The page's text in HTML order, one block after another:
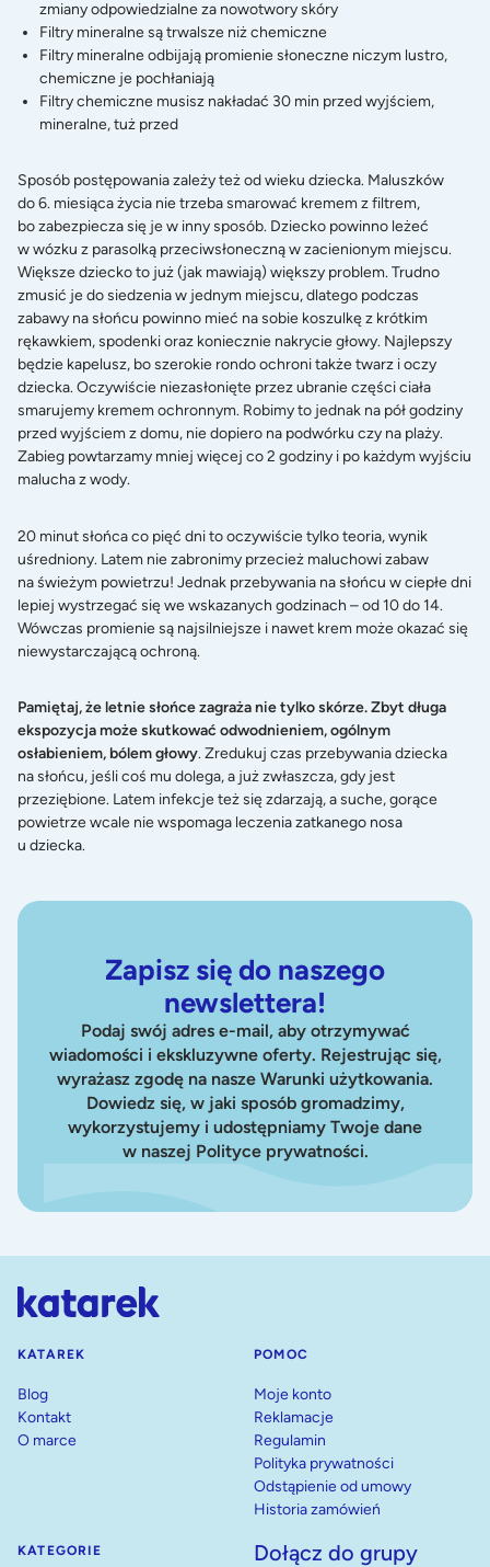
zmiany odpowiedzialne za nowotwory skóry
Filtry mineralne są trwalsze niż chemiczne
Filtry mineralne odbijają promienie słoneczne niczym lustro,
chemiczne je pochłaniają
Filtry chemiczne musisz nakładać 30 min przed wyjściem,
mineralne, tuż przed
Sposób postępowania zależy też od wieku dziecka. Maluszków
do 6. miesiąca życia nie trzeba smarować kremem z filtrem,
bo zabezpiecza się je w inny sposób. Dziecko powinno leżeć
w wózku z parasolką przeciwsłoneczną w zacienionym miejscu.
Większe dziecko to już (jak mawiają) większy problem. Trudno
zmusić je do siedzenia w jednym miejscu, dlatego podczas
zabawy na słońcu powinno mieć na sobie koszulkę z krótkim
rękawkiem, spodenki oraz koniecznie nakrycie głowy. Najlepszy
będzie kapelusz, bo szerokie rondo ochroni także twarz i oczy
dziecka. Oczywiście niezasłonięte przez ubranie części ciała
smarujemy kremem ochronnym. Robimy to jednak na pół godziny
przed wyjściem z domu, nie dopiero na podwórku czy na plaży.
Zabieg powtarzamy mniej więcej co 2 godziny i po każdym wyjściu
malucha z wody.
20 minut słońca co pięć dni to oczywiście tylko teoria, wynik
uśredniony. Latem nie zabronimy przecież maluchowi zabaw
na świeżym powietrzu! Jednak przebywania na słońcu w ciepłe dni
lepiej wystrzegać się we wskazanych godzinach – od 10 do 14.
Wówczas promienie są najsilniejsze i nawet krem może okazać się
niewystarczającą ochroną.
Pamiętaj, że letnie słońce zagraża nie tylko skórze. Zbyt długa
ekspozycja może skutkować odwodnieniem, ogólnym
osłabieniem, bólem głowy. Zredukuj czas przebywania dziecka
na słońcu, jeśli coś mu dolega, a już zwłaszcza, gdy jest
przeziębione. Latem infekcje też się zdarzają, a suche, gorące
powietrze wcale nie wspomaga leczeniazatkanego nosa
u dziecka.
Zapisz się do naszego
newslettera!
Podaj swój adres e-mail, aby otrzymywać
wiadomości i ekskluzywne oferty. Rejestrując się,
wyrażasz zgodę na nasze Warunki użytkowania.
Dowiedz się, w jaki sposób gromadzimy,
wykorzystujemy i udostępniamy Twoje dane
w naszej Polityce prywatności.
KATAREK
Blog
Kontakt
O marce
POMOC
Moje konto
Reklamacje
Regulamin
Polityka prywatności
Odstąpienie od umowy
Historia zamówień
KATEGORIE Dołącz do grupy